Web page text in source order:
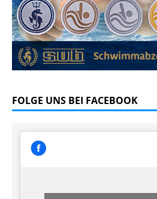
FOLGE UNS BEI FACEBOOK